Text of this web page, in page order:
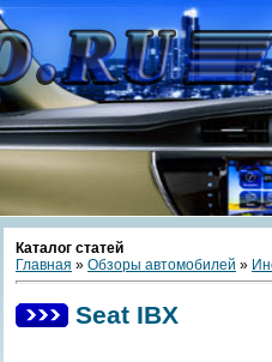
Каталог статей
Главная » Обзоры автомобилей »
Seat IBX